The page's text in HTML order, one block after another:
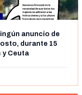
anuncio de
durante 15
y Ceuta